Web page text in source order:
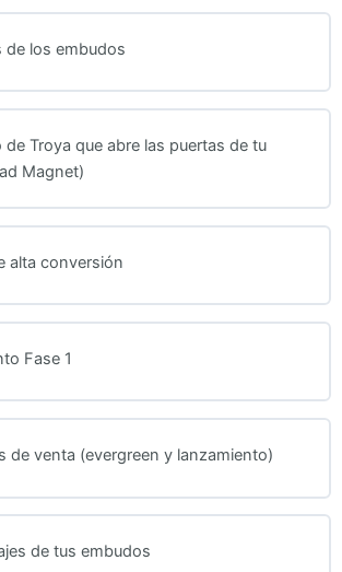
de los embudos
de Troya que abre las puertas de tu
Magnet)
alta conversión
Fase 1
de venta (evergreen y lanzamiento)
de tus embudos